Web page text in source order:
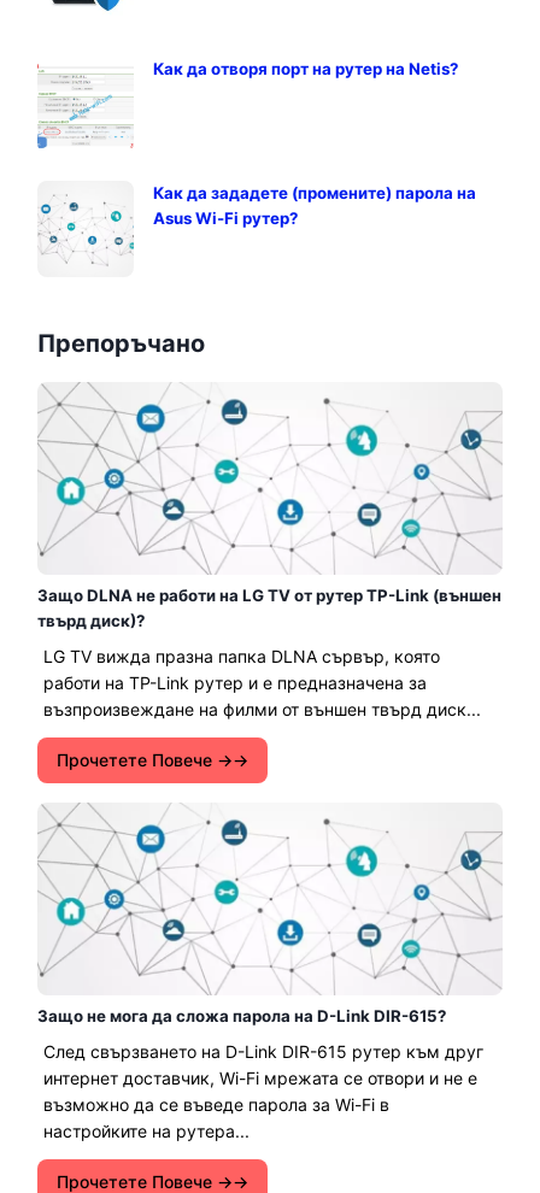
Как да отворя порт на рутер на Netis?
Как да зададете (промените) парола на
Asus Wi-Fi рутер?
Препоръчано
Защо DLNA не работи на LG TV от рутер TP-Link (външен
твърд диск)?
LG TV вижда празна папка DLNA сървър, която
работи на TP-Link рутер и е предназначена за
възпроизвеждане на филми от външен твърд диск...
Прочетете Повече →
Защо не мога да сложа парола на D-Link DIR-615?
След свързването на D-Link DIR-615 рутер към друг
интернет доставчик, Wi-Fi мрежата се отвори и не е
възможно да се въведе парола за Wi-Fi в
настройките на рутера...
Прочетете Повече →